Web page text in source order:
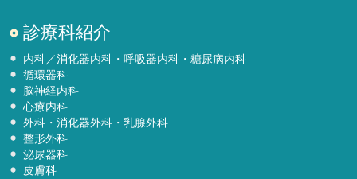
診療科紹介
内科／消化器内科・呼吸器内科・糖尿病内科
循環器科
脳神経内科
心療内科
外科・消化器外科・乳腺外科
整形外科
泌尿器科
皮膚科